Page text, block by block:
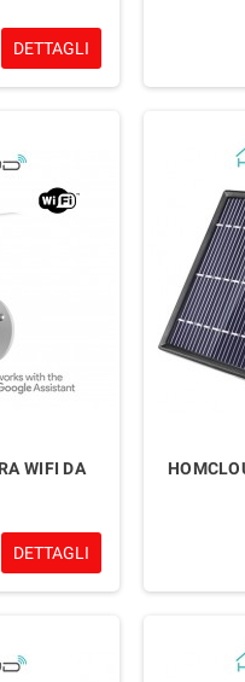
DETTAGLI
WIFI DA
DETTAGLI